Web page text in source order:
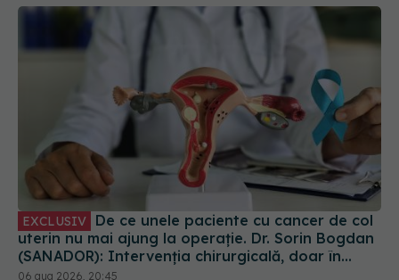
EXCLUSIV
uterin nu mai ajung la operație. Dr. Sorin Bogdan
(SANADOR): Intervenția chirurgicală, doar în
situații particulare
06 aug 2026, 20:45